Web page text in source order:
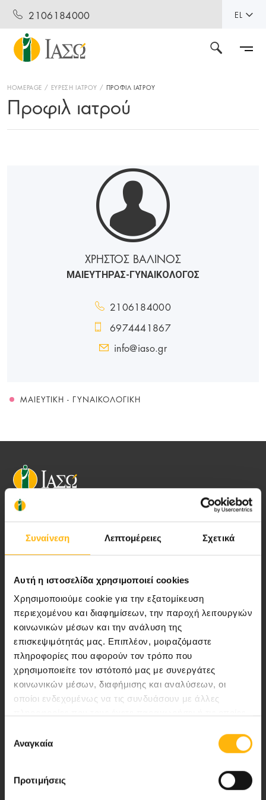
Συναίνεση Λεπτομέρειες Σχετικά
Αυτή η ιστοσελίδα χρησιμοποιεί cookies
Χρησιμοποιούμε cookie για την εξατομίκευση
περιεχομένου και διαφημίσεων, την παροχή λειτουργιών
κοινωνικών μέσων και την ανάλυση της
επισκεψιμότητάς μας. Επιπλέον, μοιραζόμαστε
πληροφορίες που αφορούν τον τρόπο που
χρησιμοποιείτε τον ιστότοπό μας με συνεργάτες
κοινωνικών μέσων, διαφήμισης και αναλύσεων, οι
οποίοι ενδεχομένως να τις συνδυάσουν με άλλες
των υπηρεσιών τους.
συγκατάθεσης
Αναγκαία
Προτιμήσεις
2106184000 EL
HOMEPAGE ΕΥΡΕΣΗ ΙΑΤΡΟΥ ΠΡΟΦΙΛ ΙΑΤΡΟΥ
Προφιλ ιατρού
ΧΡΗΣΤΟΣ ΒΑΛΙΝΟΣ
ΜΑΙΕΥΤΗΡΑΣ-ΓΥΝΑΙΚΟΛΟΓΟΣ
2106184000
6974441867
info@iaso.gr
ΜΑΙΕΥΤΙΚΉ - ΓΥΝΑΙΚΟΛΟΓΙΚΉ
ποιότητας ολοκληρωμένες υπηρεσίες
Περιοχή Ιατρών
Εκδηλώσεις